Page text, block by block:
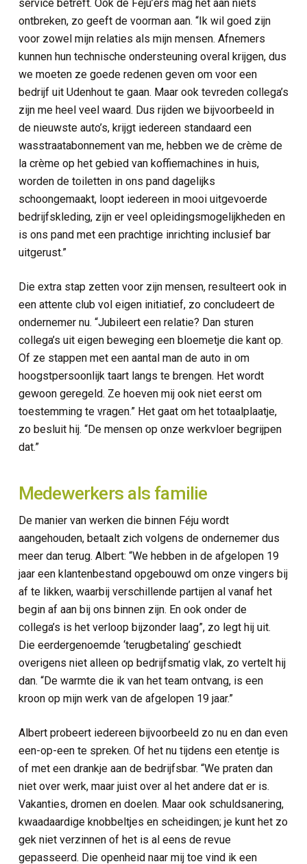
service betreft. Ook de Féju’ers mag het aan niets
ontbreken, zo geeft de voorman aan. “Ik wil goed zijn
voor zowel mijn relaties als mijn mensen. Afnemers
kunnen hun technische ondersteuning overal krijgen, dus
we moeten ze goede redenen geven om voor een
bedrijf uit Udenhout te gaan. Maar ook tevreden collega’s
zijn me heel veel waard. Dus rijden we bijvoorbeeld in
de nieuwste auto’s, krijgt iedereen standaard een
wasstraatabonnement van me, hebben we de crème de
la crème op het gebied van koffiemachines in huis,
worden de toiletten in ons pand dagelijks
schoongemaakt, loopt iedereen in mooi uitgevoerde
bedrijfskleding, zijn er veel opleidingsmogelijkheden en
is ons pand met een prachtige inrichting inclusief bar
uitgerust.”
Die extra stap zetten voor zijn mensen, resulteert ook in
een attente club vol eigen initiatief, zo concludeert de
ondernemer nu. “Jubileert een relatie? Dan sturen
collega’s uit eigen beweging een bloemetje die kant op.
Of ze stappen met een aantal man de auto in om
hoogstpersoonlijk taart langs te brengen. Het wordt
gewoon geregeld. Ze hoeven mij ook niet eerst om
toestemming te vragen.” Het gaat om het totaalplaatje,
zo besluit hij. “De mensen op onze werkvloer begrijpen
dat.”
Medewerkers als familie
De manier van werken die binnen Féju wordt
aangehouden, betaalt zich volgens de ondernemer dus
meer dan terug. Albert: “We hebben in de afgelopen 19
jaar een klantenbestand opgebouwd om onze vingers bij
af te likken, waarbij verschillende partijen al vanaf het
begin af aan bij ons binnen zijn. En ook onder de
collega’s is het verloop bijzonder laag”, zo legt hij uit.
Die eerdergenoemde ‘terugbetaling’ geschiedt
overigens niet alleen op bedrijfsmatig vlak, zo vertelt hij
dan. “De warmte die ik van het team ontvang, is een
kroon op mijn werk van de afgelopen 19 jaar.”
Albert probeert iedereen bijvoorbeeld zo nu en dan even
een-op-een te spreken. Of het nu tijdens een etentje is
of met een drankje aan de bedrijfsbar. “We praten dan
niet over werk, maar juist over al het andere dat er is.
Vakanties, dromen en doelen. Maar ook schuldsanering,
kwaadaardige knobbeltjes en scheidingen; je kunt het zo
gek niet verzinnen of het is al eens de revue
gepasseerd. Die openheid naar mij toe vind ik een